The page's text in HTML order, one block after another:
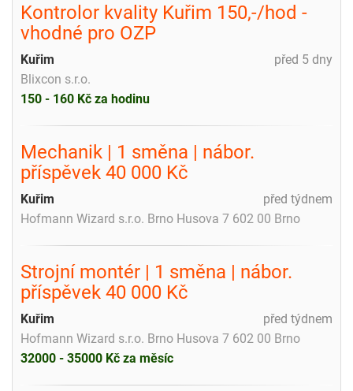
Kontrolor kvality Kuřim 150,-/hod -
vhodné pro OZP
před 5 dny
Kuřim
Blixcon s.r.o.
150 - 160 Kč za hodinu
Mechanik️ | 1 směna | nábor.
příspěvek 40 000 Kč
před týdnem
Kuřim
Hofmann Wizard s.r.o. Brno Husova 7 602 00 Brno
‍Strojní montér️ | 1 směna | nábor.
příspěvek 40 000 Kč
před týdnem
Kuřim
Hofmann Wizard s.r.o. Brno Husova 7 602 00 Brno
32000 - 35000 Kč za měsíc